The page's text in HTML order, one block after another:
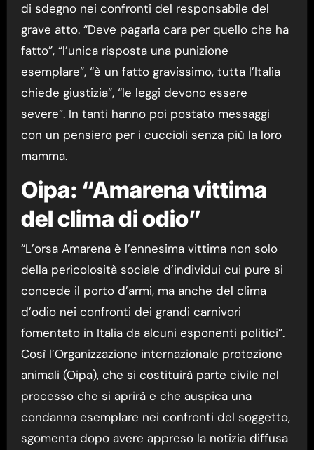
di sdegno nei confronti del responsabile del
grave atto. “Deve pagarla cara per quello che ha
fatto”, “l’unica risposta una punizione
esemplare”, “è un fatto gravissimo, tutta l’Italia
chiede giustizia”, “le leggi devono essere
severe”. In tanti hanno poi postato messaggi
con un pensiero per i cuccioli senza più la loro
mamma.
Oipa: “Amarena vittima
del clima di odio”
“L’orsa Amarena è l’ennesima vittima non solo
della pericolosità sociale d’individui cui pure si
concede il porto d’armi, ma anche del clima
d’odio nei confronti dei grandi carnivori
fomentato in Italia da alcuni esponenti politici”.
Così l’Organizzazione internazionale protezione
animali (Oipa), che si costituirà parte civile nel
processo che si aprirà e che auspica una
condanna esemplare nei confronti del soggetto,
sgomenta dopo avere appreso la notizia diffusa